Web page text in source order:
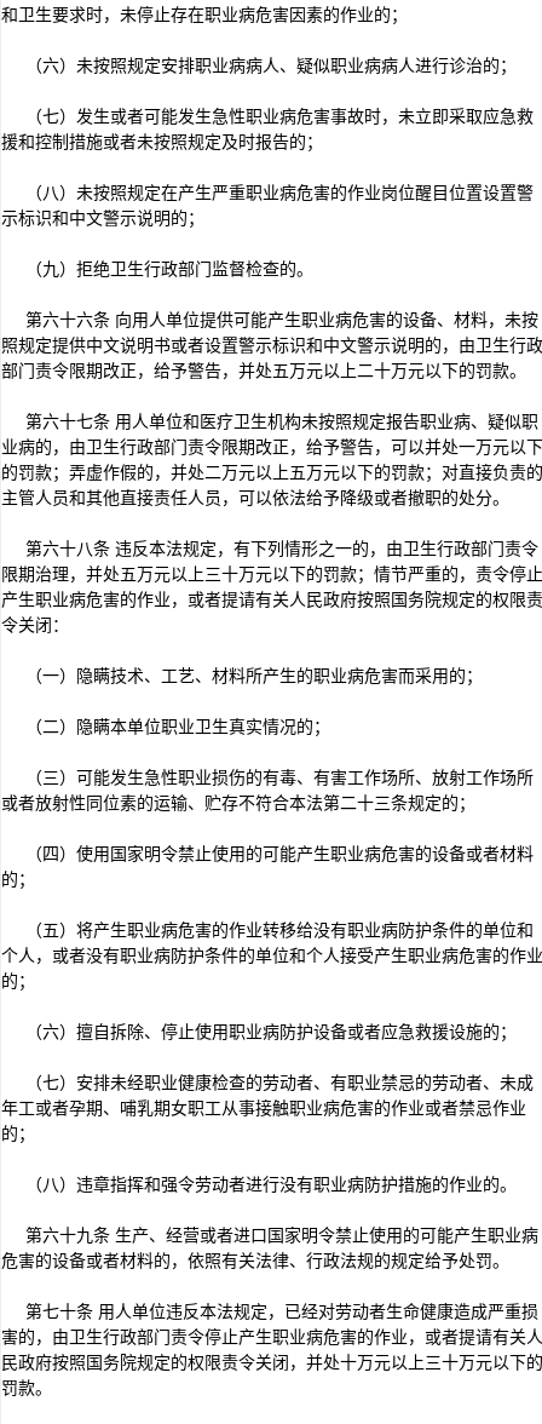
和卫生要求时，未停止存在职业病危害因素的作业的；
（六）未按照规定安排职业病病人、疑似职业病病人进行诊治的；
（七）发生或者可能发生急性职业病危害事故时，未立即采取应急救
援和控制措施或者未按照规定及时报告的；
（八）未按照规定在产生严重职业病危害的作业岗位醒目位置设置警
示标识和中文警示说明的；
（九）拒绝卫生行政部门监督检查的。
第六十六条 向用人单位提供可能产生职业病危害的设备、材料，未按
照规定提供中文说明书或者设置警示标识和中文警示说明的，由卫生行政
部门责令限期改正，给予警告，并处五万元以上二十万元以下的罚款。
第六十七条 用人单位和医疗卫生机构未按照规定报告职业病、疑似职
业病的，由卫生行政部门责令限期改正，给予警告，可以并处一万元以下
的罚款；弄虚作假的，并处二万元以上五万元以下的罚款；对直接负责的
主管人员和其他直接责任人员，可以依法给予降级或者撤职的处分。
第六十八条 违反本法规定，有下列情形之一的，由卫生行政部门责令
限期治理，并处五万元以上三十万元以下的罚款；情节严重的，责令停止
产生职业病危害的作业，或者提请有关人民政府按照国务院规定的权限责
令关闭：
（一）隐瞒技术、工艺、材料所产生的职业病危害而采用的；
（二）隐瞒本单位职业卫生真实情况的；
（三）可能发生急性职业损伤的有毒、有害工作场所、放射工作场所
或者放射性同位素的运输、贮存不符合本法第二十三条规定的；
（四）使用国家明令禁止使用的可能产生职业病危害的设备或者材料
的；
（五）将产生职业病危害的作业转移给没有职业病防护条件的单位和
个人，或者没有职业病防护条件的单位和个人接受产生职业病危害的作业
的；
（六）擅自拆除、停止使用职业病防护设备或者应急救援设施的；
（七）安排未经职业健康检查的劳动者、有职业禁忌的劳动者、未成
年工或者孕期、哺乳期女职工从事接触职业病危害的作业或者禁忌作业
的；
（八）违章指挥和强令劳动者进行没有职业病防护措施的作业的。
第六十九条 生产、经营或者进口国家明令禁止使用的可能产生职业病
危害的设备或者材料的，依照有关法律、行政法规的规定给予处罚。
第七十条 用人单位违反本法规定，已经对劳动者生命健康造成严重损
害的，由卫生行政部门责令停止产生职业病危害的作业，或者提请有关人
民政府按照国务院规定的权限责令关闭，并处十万元以上三十万元以下的
罚款。